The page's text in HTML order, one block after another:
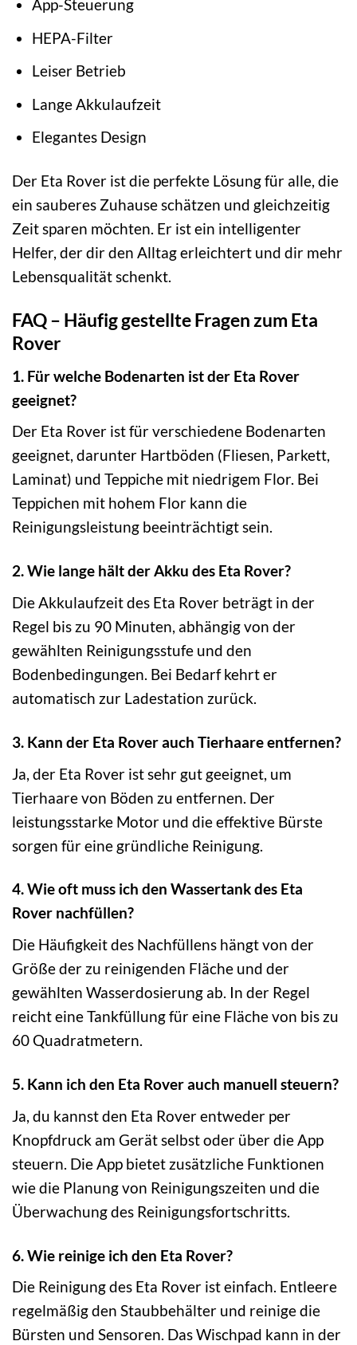
App-Steuerung
HEPA-Filter
Leiser Betrieb
Lange Akkulaufzeit
Elegantes Design
Der Eta Rover ist die perfekte Lösung für alle, die
ein sauberes Zuhause schätzen und gleichzeitig
Zeit sparen möchten. Er ist ein intelligenter
Helfer, der dir den Alltag erleichtert und dir mehr
Lebensqualität schenkt.
FAQ – Häufig gestellte Fragen zum Eta
Rover
1. Für welche Bodenarten ist der Eta Rover
geeignet?
Der Eta Rover ist für verschiedene Bodenarten
geeignet, darunter Hartböden (Fliesen, Parkett,
Laminat) und Teppiche mit niedrigem Flor. Bei
Teppichen mit hohem Flor kann die
Reinigungsleistung beeinträchtigt sein.
2. Wie lange hält der Akku des Eta Rover?
Die Akkulaufzeit des Eta Rover beträgt in der
Regel bis zu 90 Minuten, abhängig von der
gewählten Reinigungsstufe und den
Bodenbedingungen. Bei Bedarf kehrt er
automatisch zur Ladestation zurück.
3. Kann der Eta Rover auch Tierhaare entfernen?
Ja, der Eta Rover ist sehr gut geeignet, um
Tierhaare von Böden zu entfernen. Der
leistungsstarke Motor und die effektive Bürste
sorgen für eine gründliche Reinigung.
4. Wie oft muss ich den Wassertank des Eta
Rover nachfüllen?
Die Häufigkeit des Nachfüllens hängt von der
Größe der zu reinigenden Fläche und der
gewählten Wasserdosierung ab. In der Regel
reicht eine Tankfüllung für eine Fläche von bis zu
60 Quadratmetern.
5. Kann ich den Eta Rover auch manuell steuern?
Ja, du kannst den Eta Rover entweder per
Knopfdruck am Gerät selbst oder über die App
steuern. Die App bietet zusätzliche Funktionen
wie die Planung von Reinigungszeiten und die
Überwachung des Reinigungsfortschritts.
6. Wie reinige ich den Eta Rover?
Die Reinigung des Eta Rover ist einfach. Entleere
regelmäßig den Staubbehälter und reinige die
Bürsten und Sensoren. Das Wischpad kann in der